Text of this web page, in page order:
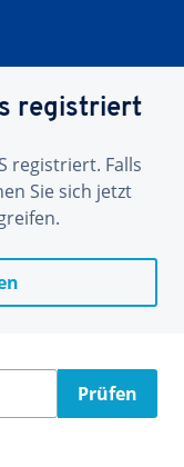
registriert
registriert. Falls
Sie sich jetzt
Prüfen